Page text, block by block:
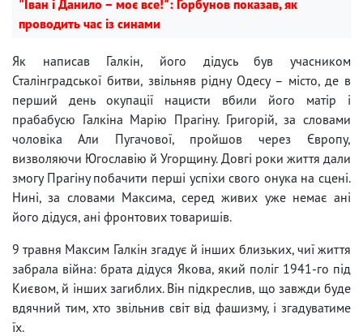
"Іван і Данило – моє все!": Горбунов показав, як
проводить час із синами
Як написав Галкін, його дідусь був учасником
Сталінградської битви, звільняв рідну Одесу – місто, де в
перший день окупації нацисти вбили його матір і
прабабусю Галкіна Марію Прагіну. Григорій, за словами
чоловіка Али Пугачової, пройшов через Європу,
визволяючи Югославію й Угорщину. Довгі роки життя дали
змогу Прагіну побачити перші успіхи свого онука на сцені.
Нині, за словами Максима, серед живих уже немає ані
його дідуся, ані фронтових товаришів.
9 травня Максим Галкін згадує й інших близьких, чиї життя
забрала війна: брата дідуся Якова, який поліг 1941-го під
Києвом, й інших загиблих. Він підкреслив, що завжди буде
вдячний тим, хто звільнив світ від фашизму, і згадуватиме
їх.